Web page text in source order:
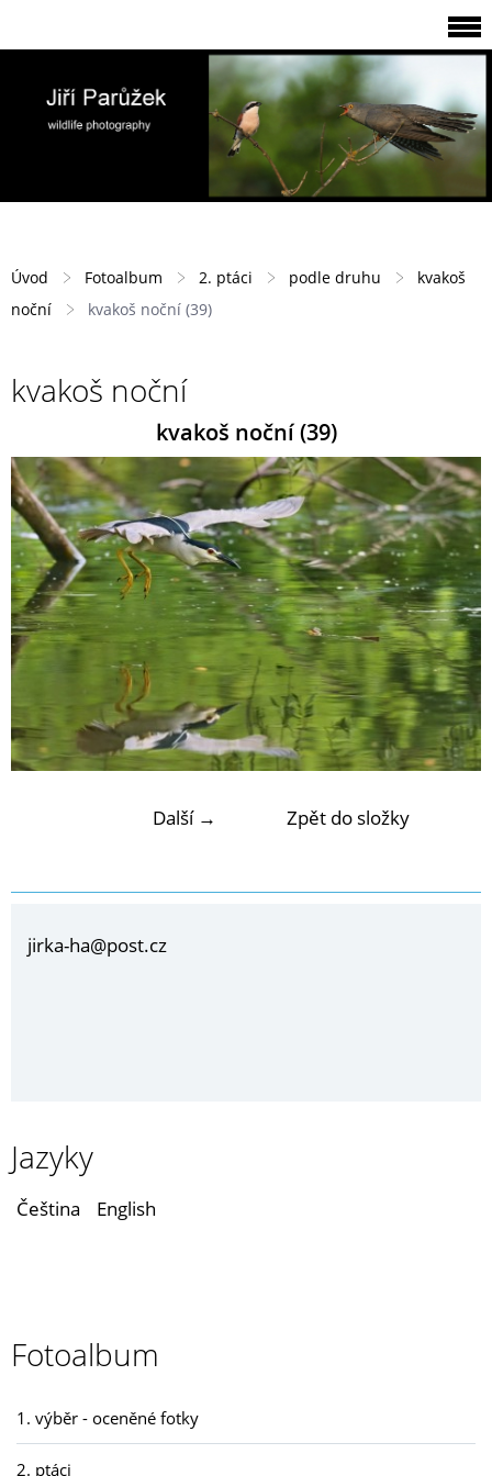
Úvod Fotoalbum 2. ptáci podle druhu
kvakoš
noční
kvakoš noční (39)
kvakoš noční
kvakoš noční (39)
Další → Zpět do složky
jirka-ha@post.cz
Jazyky
Čeština English
Fotoalbum
1. výběr - oceněné fotky
2. ptáci